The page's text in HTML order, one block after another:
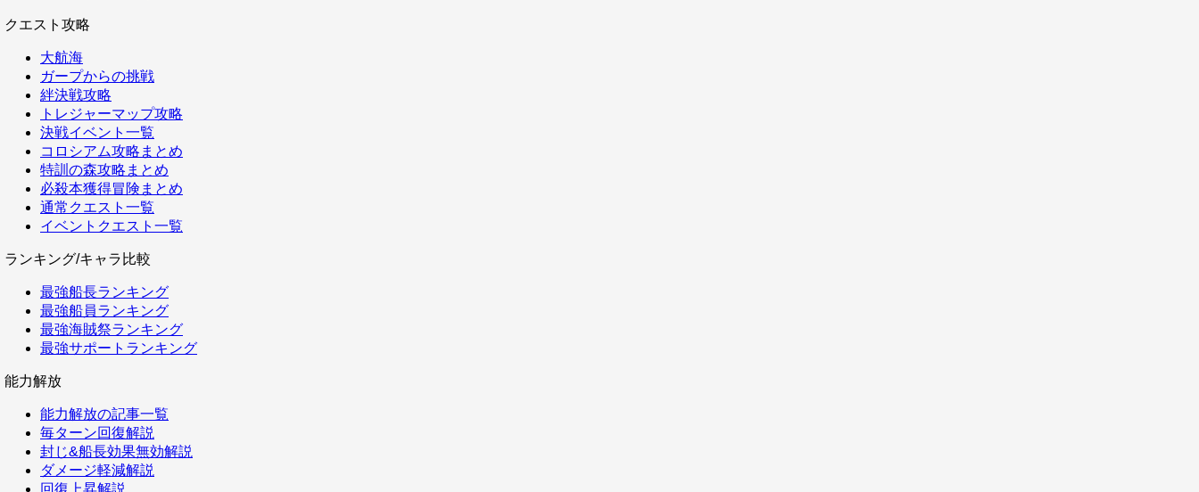
クエスト攻略
大航海
ガープからの挑戦
絆決戦攻略
トレジャーマップ攻略
決戦イベント一覧
コロシアム攻略まとめ
特訓の森攻略まとめ
必殺本獲得冒険まとめ
通常クエスト一覧
イベントクエスト一覧
ランキング/キャラ比較
最強船長ランキング
最強船員ランキング
最強海賊祭ランキング
最強サポートランキング
能力解放
能力解放の記事一覧
毎ターン回復解説
封じ&船長効果無効解説
ダメージ軽減解説
回復上昇解説